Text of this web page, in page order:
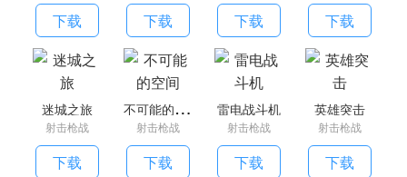
项，玩家可以选择躲在建筑物后面进行防御，或者采取主动攻
击的策略，增加了游戏的策略和深度。
3、火柴人要吃鸡提供多种地图和游戏模式，让玩家享受不同
的游戏体验。玩家可以在森林、沙漠、城市等地形中战斗，每
张地图都有独特的地形和战略元素。
4。这款游戏拥有丰富的装备系统，玩家可以通过收集装备来
提高战斗能力。每件装备都有不同的效果和属性。玩家可以根
下载 下载 下载 下载
迷城之旅
射击枪战
下载
不
可能的空间
射击枪战
下载
雷电战斗机
射击枪战
下载
英雄突击
射击枪战
下载